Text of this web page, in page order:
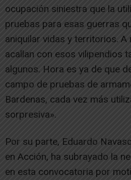
ocupación siniestra que la
pruebas para esas guerras
aniquilar vidas y territorios.
acallan con esos vilipendios
algunos. Hora es ya de que
campo de pruebas de
Bardenas, cada vez más
sorpresiva».
Por su parte, Eduardo
en Acción, ha subrayado la
en esta convocatoria por